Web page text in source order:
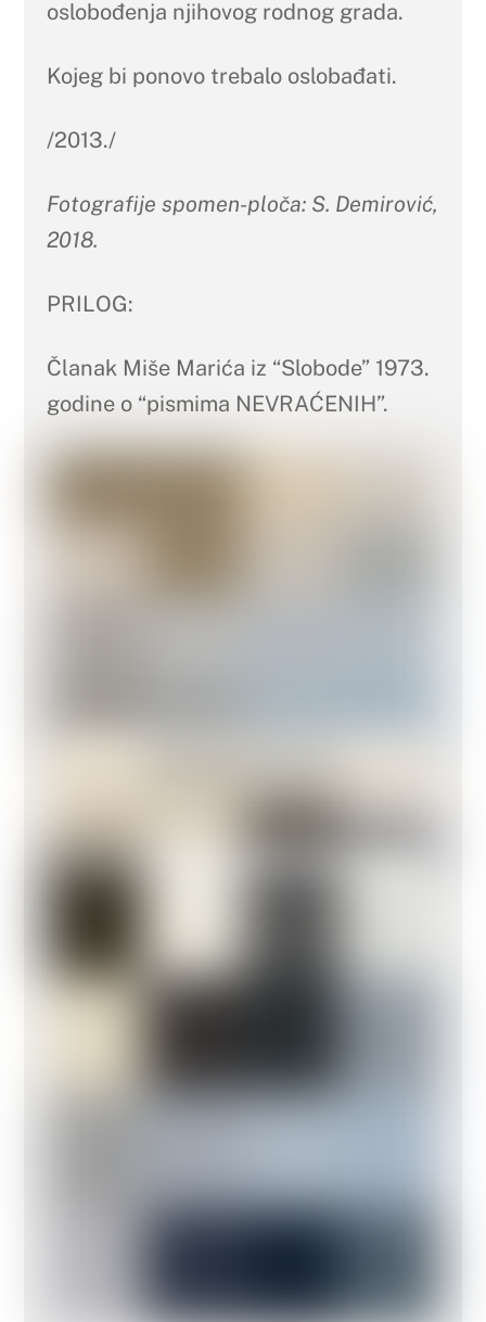
oslobođenja njihovog rodnog grada.
Kojeg bi ponovo trebalo oslobađati.
/2013./
Fotografije spomen-ploča: S. Demirović,
2018.
PRILOG:
Članak Miše Marića iz “Slobode” 1973.
godine o “pismima NEVRAĆENIH”.